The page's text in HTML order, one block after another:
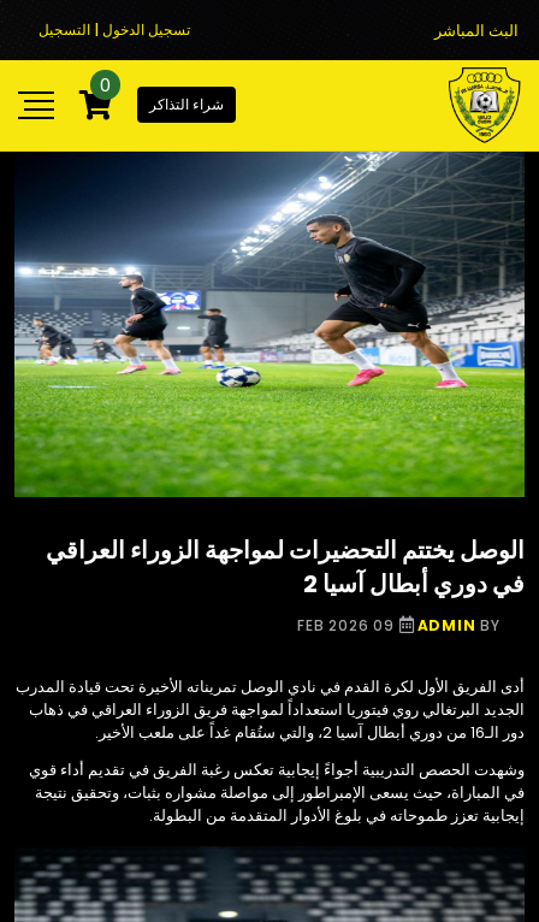
البث المباشر تسجيل الدخول | التسجيل
شراء التذاكر
0
الوصل يختتم التحضيرات لمواجهة الزوراء العراقي
في دوري أبطال آسيا 2
BY
ADMIN
أدى الفريق الأول لكرة القدم في نادي الوصل تمريناته الأخيرة تحت قيادة المدرب
الجديد البرتغالي روي فيتوريا استعداداً لمواجهة فريق الزوراء العراقي في ذهاب
دور الـ16 من دوري أبطال آسيا 2، والتي ستُقام غداً على ملعب الأخير.
وشهدت الحصص التدريبية أجواءً إيجابية تعكس رغبة الفريق في تقديم أداء قوي
في المباراة، حيث يسعى الإمبراطور إلى مواصلة مشواره بثبات، وتحقيق نتيجة
إيجابية تعزز طموحاته في بلوغ الأدوار المتقدمة من البطولة.